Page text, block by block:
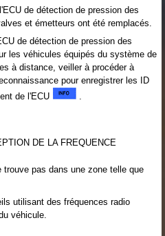
de détection de pression des
et émetteurs ont été remplacés.
de détection de pression des
les véhicules équipés du système de
à distance, veiller à procéder à
pour enregistrer les ID
de l'ECU
DE LA FREQUENCE
pas dans une zone telle que
utilisant des fréquences radio
véhicule.